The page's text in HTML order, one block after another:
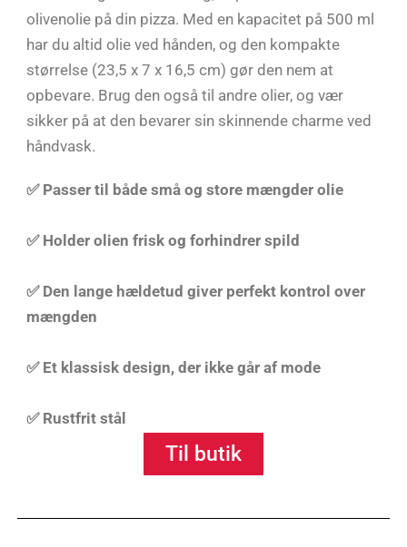
olivenolie på din pizza. Med en kapacitet på 500 ml
har du altid olie ved hånden, og den kompakte
størrelse (23,5 x 7 x 16,5 cm) gør den nem at
opbevare. Brug den også til andre olier, og vær
sikker på at den bevarer sin skinnende charme ved
håndvask.
✅ Passer til både små og store mængder olie
✅ Holder olien frisk og forhindrer spild
✅ Den lange hældetud giver perfekt kontrol over
mængden
✅ Et klassisk design, der ikke går af mode
✅ Rustfrit stål
Til butik